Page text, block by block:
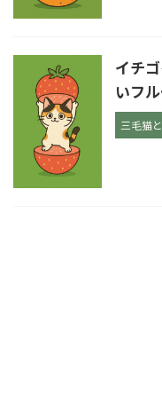
イチ
いフ
三毛猫